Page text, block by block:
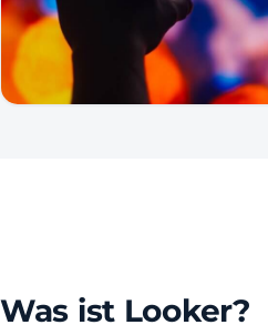
Was ist Looker?